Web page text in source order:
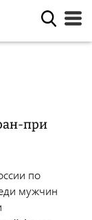
при
по
мужчин